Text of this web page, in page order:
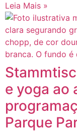
Leia Mais »
e yoga ao
Parque